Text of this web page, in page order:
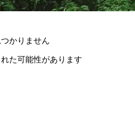
かりません
た可能性があります